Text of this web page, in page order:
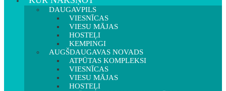
DAUGAVPILS
VIESNĪCAS
VIESU MĀJAS
HOSTEĻI
KEMPINGI
AUGŠDAUGAVAS NOVADS
ATPŪTAS KOMPLEKSI
VIESNĪCAS
VIESU MĀJAS
HOSTEĻI